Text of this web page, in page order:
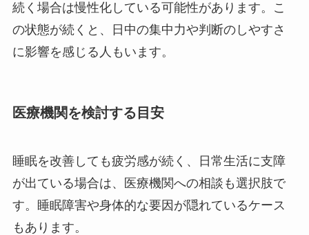
続く場合は慢性化している可能性があります。こ
の状態が続くと、日中の集中力や判断のしやすさ
に影響を感じる人もいます。
医療機関を検討する目安
睡眠を改善しても疲労感が続く、日常生活に支障
が出ている場合は、医療機関への相談も選択肢で
す。睡眠障害や身体的な要因が隠れているケース
もあります。